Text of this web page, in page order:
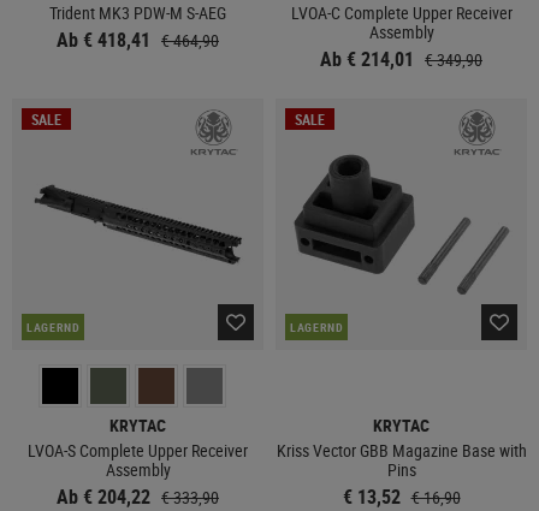
Trident MK3 PDW-M S-AEG
Ab € 418,41 € 464,90
LVOA-C Complete Upper Receiver
Assembly
Ab € 214,01 € 349,90
SALE
LAGERND
KRYTAC
LVOA-S Complete Upper Receiver
Assembly
Ab € 204,22 € 333,90
SALE
LAGERND
KRYTAC
Kriss Vector GBB Magazine Base with
Pins
€ 13,52 € 16,90